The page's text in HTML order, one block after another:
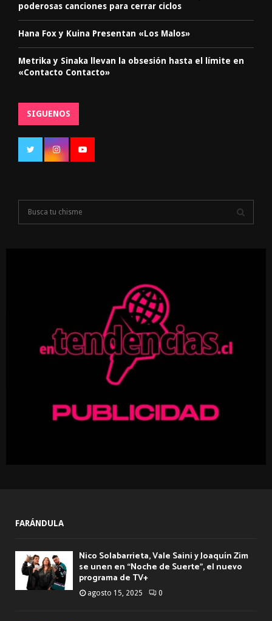
poderosas canciones para cerrar ciclos
Hana Fox y Kuina Presentan «Los Malos»
Metrika y Sinaka llevan la obsesión hasta el límite en
«Contacto Contacto»
SIGUENOS
FARÁNDULA
Nico Solabarrieta, Vale Saini y Joaquín Zim
se unen en “Noche de Suerte”, el nuevo
programa de TV+
agosto 15, 2025 0